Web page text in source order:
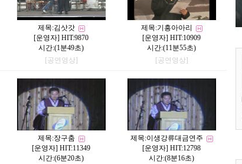
제목:김삿갓
[운영자] HIT:9870
시간:(1분49초)
[공연영상]
제목:기흥아아리
[운영자] HIT:10909
시간:(11분55초)
[공연영상]
제목:장구춤
[운영자] HIT:11349
시간:(6분20초)
제목:이생강류대금연주
[운영자] HIT:12798
시간:(8분16초)